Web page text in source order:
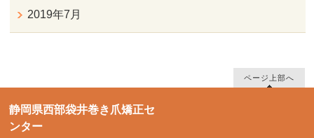
2019年7月
ページ上部へ
静岡県西部袋井巻き爪矯正セ
ンター